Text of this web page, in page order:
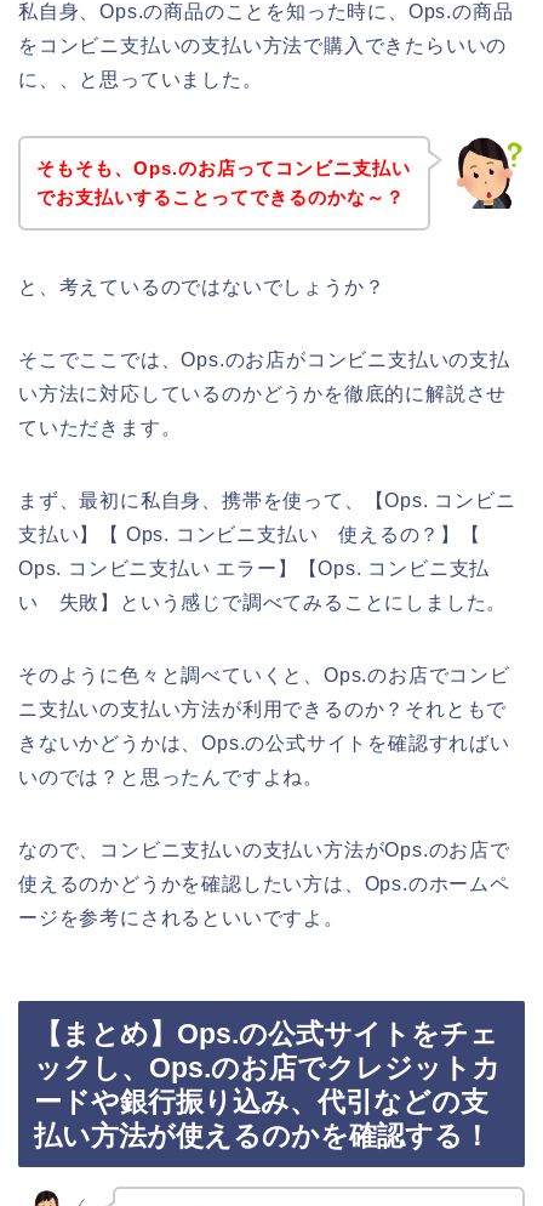
私自身、Ops.の商品のことを知った時に、Ops.の商品
をコンビニ支払いの支払い方法で購入できたらいいの
に、、と思っていました。
そもそも、Ops.のお店ってコンビニ支払い
でお支払いすることってできるのかな～？
と、考えているのではないでしょうか？
そこでここでは、Ops.のお店がコンビニ支払いの支払
い方法に対応しているのかどうかを徹底的に解説させ
ていただきます。
まず、最初に私自身、携帯を使って、【Ops. コンビニ
支払い】【 Ops. コンビニ支払い 使えるの？】【
Ops. コンビニ支払い エラー】【Ops. コンビニ支払
い 失敗】という感じで調べてみることにしました。
そのように色々と調べていくと、Ops.のお店でコンビ
ニ支払いの支払い方法が利用できるのか？それともで
きないかどうかは、Ops.の公式サイトを確認すればい
いのでは？と思ったんですよね。
なので、コンビニ支払いの支払い方法がOps.のお店で
使えるのかどうかを確認したい方は、Ops.のホームペ
ージを参考にされるといいですよ。
【まとめ】Ops.の公式サイトをチェ
ックし、Ops.のお店でクレジットカ
ードや銀行振り込み、代引などの支
払い方法が使えるのかを確認する！